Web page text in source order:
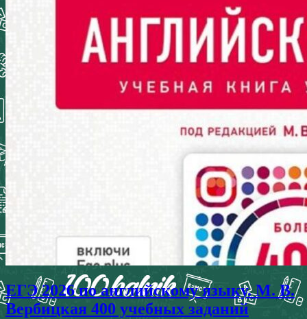
ЕГЭ 2026 по английскому языку. М. В.
Вербицкая 400 учебных заданий